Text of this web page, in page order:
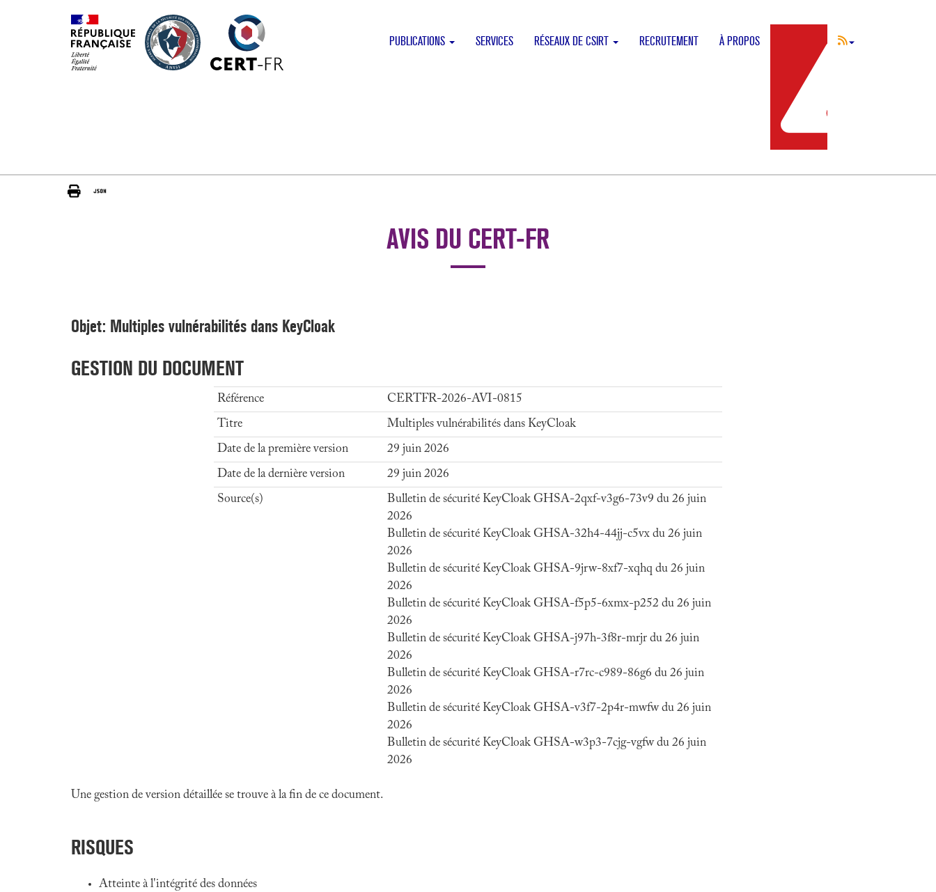
PUBLICATIONS SERVICES RÉSEAUX DE CSIRT RECRUTEMENT À PROPOS
AVIS DU CERT-FR
Objet: Multiples vulnérabilités dans KeyCloak
GESTION DU DOCUMENT
Référence
CERTFR-2026-AVI-0815
Titre
Multiples vulnérabilités dans KeyCloak
Date de la première version
29 juin 2026
Date de la dernière version
29 juin 2026
Source(s)
Bulletin de sécurité KeyCloak GHSA-2qxf-v3g6-73v9 du 26 juin
2026
Bulletin de sécurité KeyCloak GHSA-32h4-44jj-c5vx du 26 juin
2026
Bulletin de sécurité KeyCloak GHSA-9jrw-8xf7-xqhq du 26 juin
2026
Bulletin de sécurité KeyCloak GHSA-f5p5-6xmx-p252 du 26 juin
2026
Bulletin de sécurité KeyCloak GHSA-j97h-3f8r-mrjr du 26 juin
2026
Bulletin de sécurité KeyCloak GHSA-r7rc-c989-86g6 du 26 juin
2026
Bulletin de sécurité KeyCloak GHSA-v3f7-2p4r-mwfw du 26 juin
2026
Bulletin de sécurité KeyCloak GHSA-w3p3-7cjg-vgfw du 26 juin
2026
Une gestion de version détaillée se trouve à la fin de ce document.
RISQUES
Atteinte à l'intégrité des données